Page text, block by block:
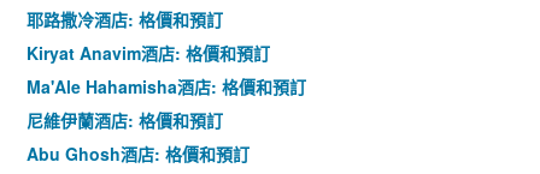
耶路撒冷酒店: 格價和預訂
Kiryat Anavim酒店: 格價和預訂
Ma'Ale Hahamisha酒店: 格價和預訂
尼維伊蘭酒店: 格價和預訂
Abu Ghosh酒店: 格價和預訂